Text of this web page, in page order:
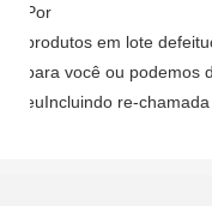
Por
produtos em lote
para você ou podemos
euIncluindo re-